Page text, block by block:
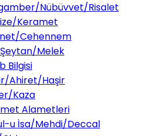
Nübüvvet/Risalet
Keramet
Cehennem
Melek
Bilgisi
Ahiret/Haşir
Kaza
Alametleri
u İsa/Mehdi/Deccal